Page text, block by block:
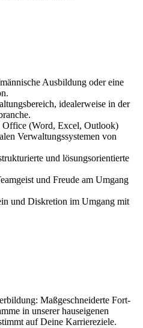
Ausbildung oder eine
idealerweise in der
Office (Word, Excel, Outlook)
Verwaltungssystemen von
und lösungsorientierte
und Freude am Umgang
und Diskretion im Umgang mit
Maßgeschneiderte Fort-
in unserer hauseigenen
auf Deine Karriereziele.